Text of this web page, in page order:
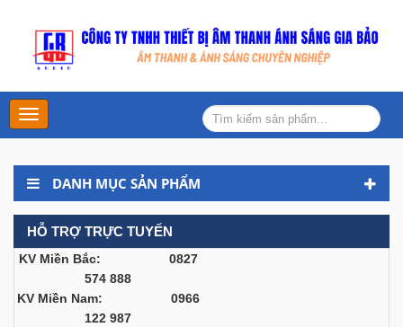
Main
Menu
DANH MỤC SẢN PHẨM
HỖ TRỢ TRỰC TUYẾN
KV Miền Bắc: 0827
574 888
KV Miền Nam: 0966
122 987